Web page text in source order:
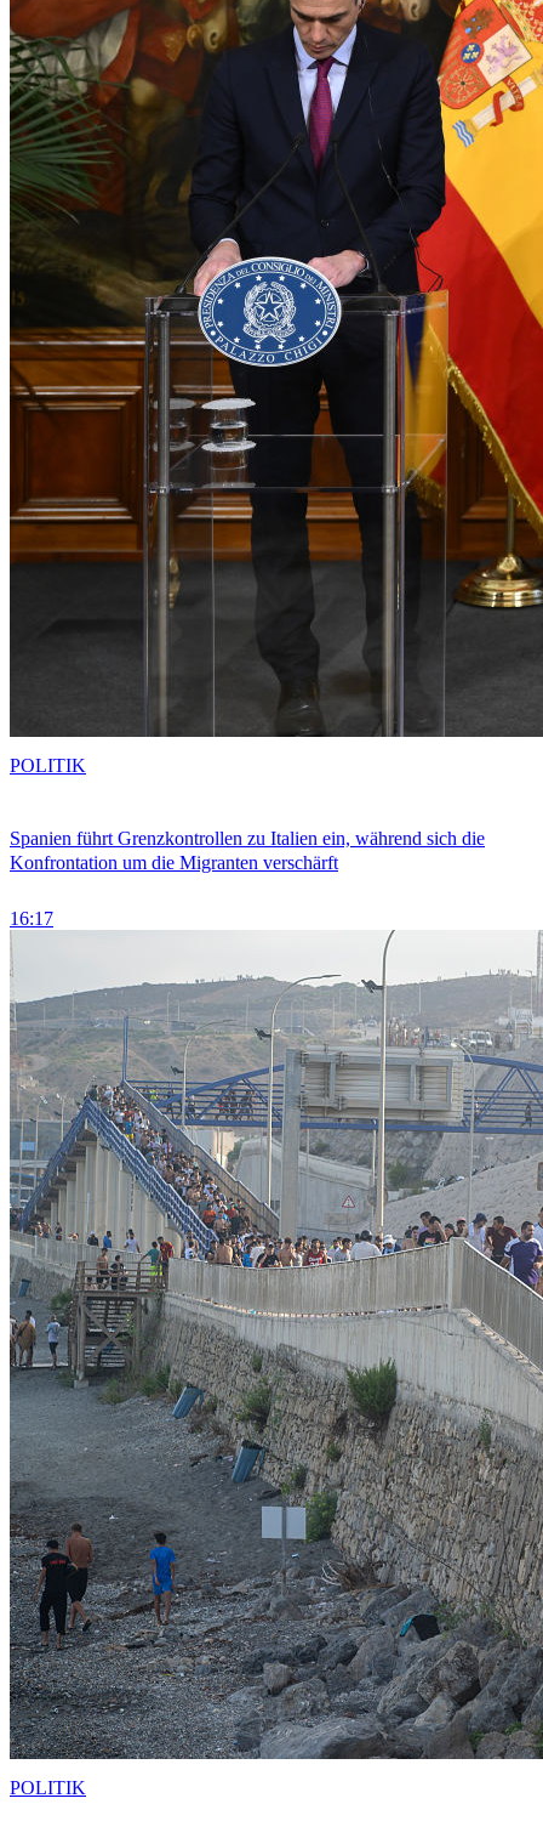
Spanien führt Grenzkontrollen zu Italien ein, während sich die
Konfrontation um die Migranten verschärft
16:17
POLITIK
POLITIK